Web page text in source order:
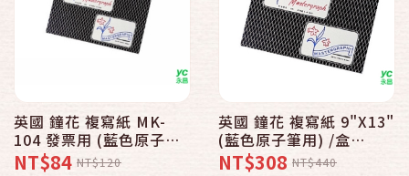
英國 鐘花 複寫紙 MK-
104 發票用 (藍色原子筆
用) /盒 NO.2268
NT$84 NT$120
英國 鐘花 複寫紙 9"X13"
(藍色原子筆用) /盒
NO.2269
NT$308 NT$440